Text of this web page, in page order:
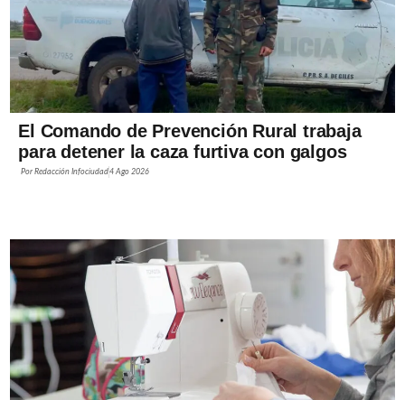
El Comando de Prevención Rural trabaja
para detener la caza furtiva con galgos
PorRedacción Infociudad4 Ago 2026